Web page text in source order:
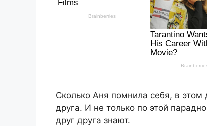
Сколько Аня помнила себя, в этом
друга. И не только по этой
друг друга знают.